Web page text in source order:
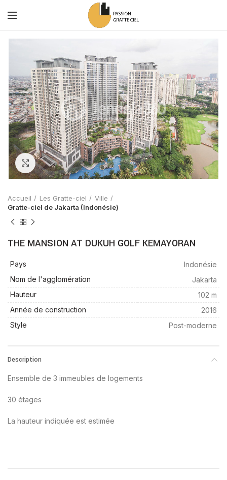
Zoom
Accueil Les Gratte-ciel
Ville
Gratte-ciel de Jakarta (Indonésie)
THE MANSION AT DUKUH GOLF KEMAYORAN
Pays
Indonésie
Nom de l'agglomération
Jakarta
Hauteur
102 m
Année de construction
2016
Style
Post-moderne
Description
Ensemble de 3 immeubles de logements
30 étages
La hauteur indiquée est estimée